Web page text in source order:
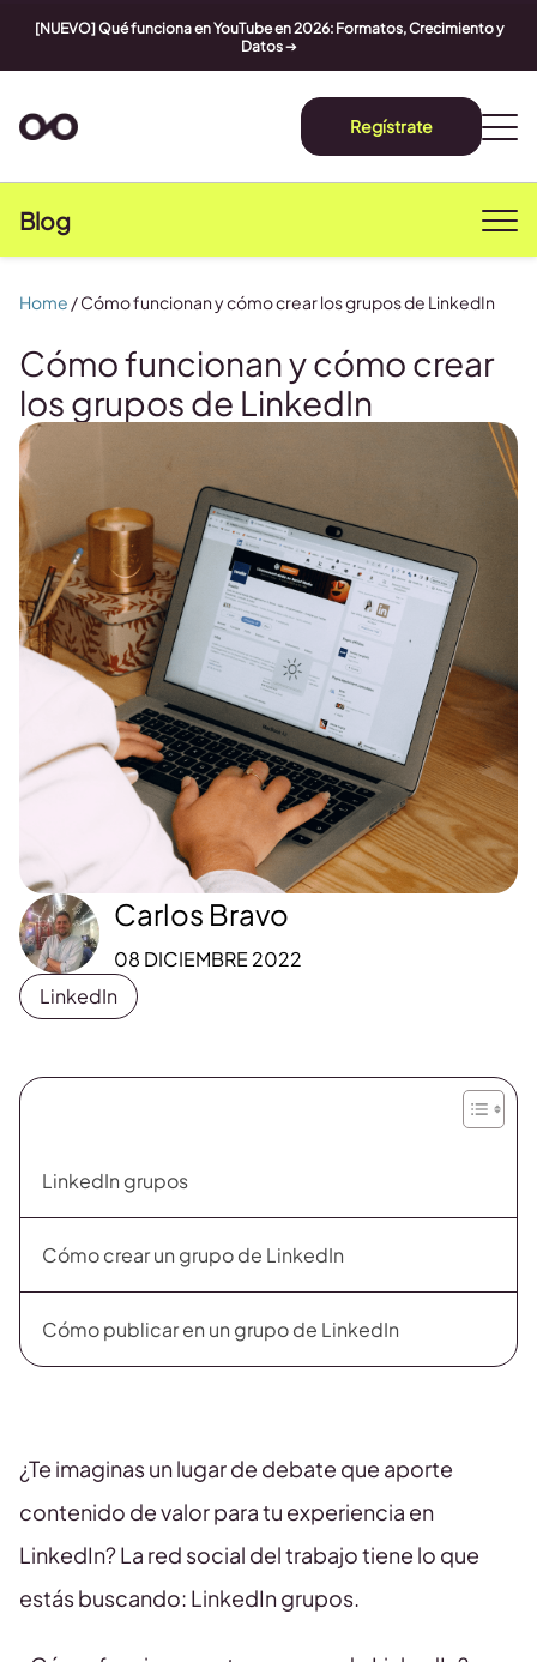
[NUEVO] Qué funciona en YouTube en 2026: Formatos, Crecimiento y
Datos➔
Regístrate
Blog
Cómo funcionan y cómo crear
los grupos de LinkedIn
Carlos Bravo
08 DICIEMBRE 2022
LinkedIn
Home /Cómo funcionan y cómo crear los grupos de LinkedIn
LinkedIn grupos
Cómo crear un grupo de LinkedIn
Cómo publicar en un grupo de LinkedIn
¿Te imaginas un lugar de debate que aporte
contenido de valor para tu experiencia en
LinkedIn? La red social del trabajo tiene lo que
estás buscando: LinkedIn grupos.